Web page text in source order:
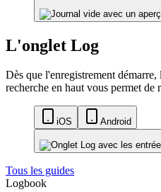
L'onglet Log
Dès que l'enregistrement
recherche en haut vous permet
iOS Android
Tous les guides
Logbook